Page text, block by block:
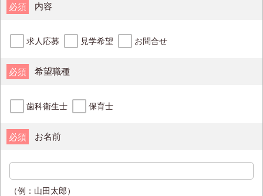
内容
必須
求人応募 見学希望 お問合せ
希望職種
必須
歯科衛生士 保育士
お名前
必須
（例：山田太郎）